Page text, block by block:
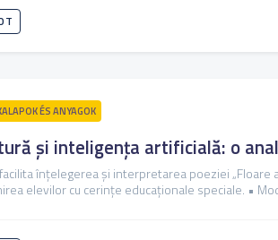
ÉS ANYAGOK
și inteligența artificială: o
înțelegerea și interpretarea poeziei
elevilor cu cerințe educaționale speciale. •